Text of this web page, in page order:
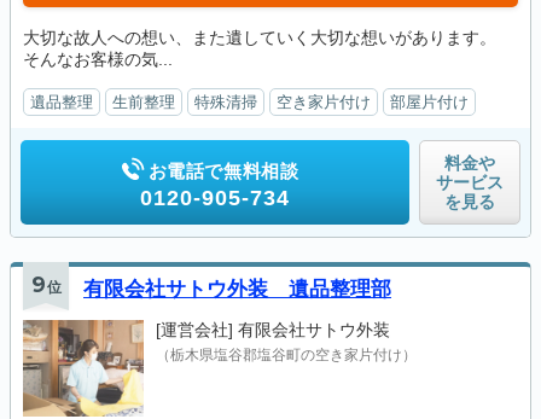
大切な故人への想い、また遺していく大切な想いがあります。
そんなお客様の気...
遺品整理 生前整理 特殊清掃 空き家片付け 部屋片付け
お電話で無料相談
0120-905-734
料金や
サービス
を見る
9位 有限会社サトウ外装 遺品整理部
[運営会社] 有限会社サトウ外装
（栃木県塩谷郡塩谷町の空き家片付け）